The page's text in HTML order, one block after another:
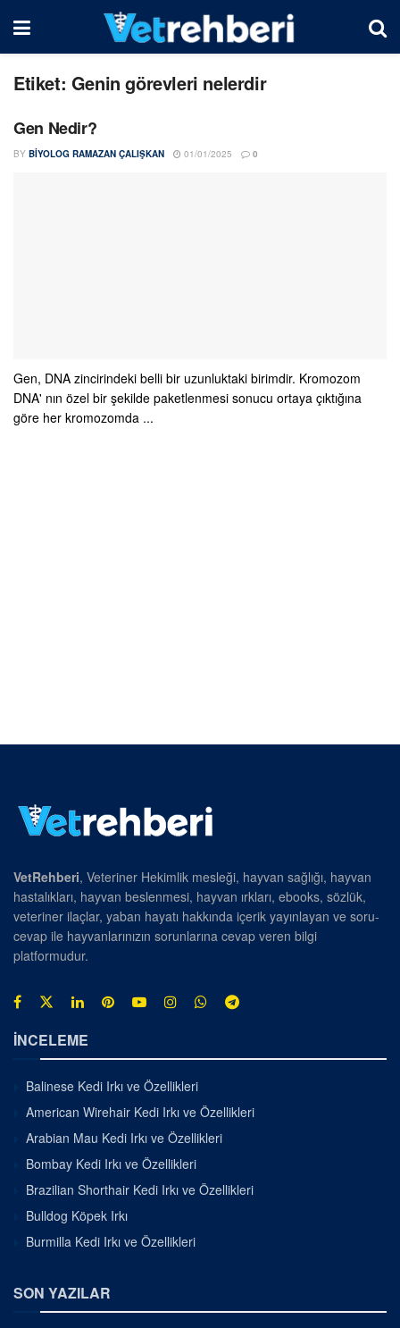
Etiket: Genin görevleri nelerdir
Gen Nedir?
BY BIYOLOG RAMAZAN ÇALIŞKAN 01/01/2025 0
Gen, DNA zincirindeki belli bir uzunluktaki birimdir. Kromozom
DNA' nın özel bir şekilde paketlenmesi sonucu ortaya çıktığına
göre her kromozomda ...
VetRehberi, Veteriner Hekimlik mesleği, hayvan sağlığı, hayvan
hastalıkları, hayvan beslenmesi, hayvan ırkları, ebooks, sözlük,
veteriner ilaçlar, yaban hayatı hakkında içerik yayınlayan ve soru-
cevap ile hayvanlarınızın sorunlarına cevap veren bilgi
platformudur.
İNCELEME
Balinese Kedi Irkı ve Özellikleri
American Wirehair Kedi Irkı ve Özellikleri
Arabian Mau Kedi Irkı ve Özellikleri
Bombay Kedi Irkı ve Özellikleri
Brazilian Shorthair Kedi Irkı ve Özellikleri
Bulldog Köpek Irkı
Burmilla Kedi Irkı ve Özellikleri
SON YAZILAR